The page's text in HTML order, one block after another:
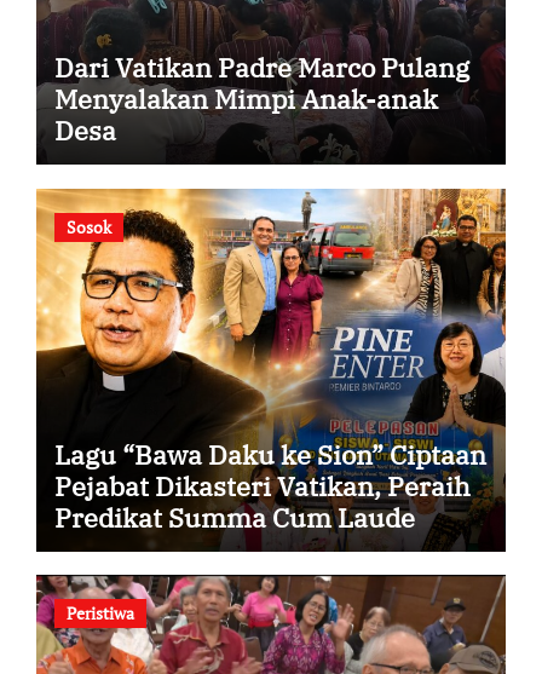
Dari Vatikan Padre Marco Pulang
Menyalakan Mimpi Anak-anak
Desa
Sosok
Lagu “Bawa Daku ke Sion” Ciptaan
Pejabat Dikasteri Vatikan, Peraih
Predikat Summa Cum Laude
Peristiwa